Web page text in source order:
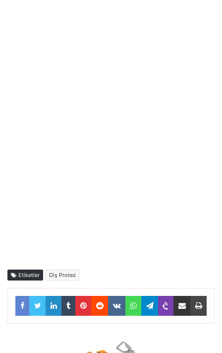
Etiketler Diş Protez
Facebook
TwitterLinkedIn
TumblrPinterest
RedditVKontakteWhatsAppTelegram
ViberE-Posta ile paylaş